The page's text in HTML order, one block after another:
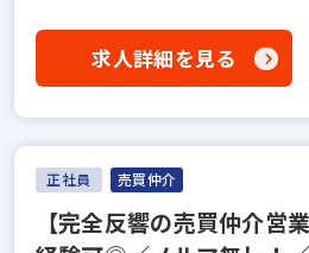
求人詳細を見る
正社員 売買仲介
【完全反響の売買仲介営